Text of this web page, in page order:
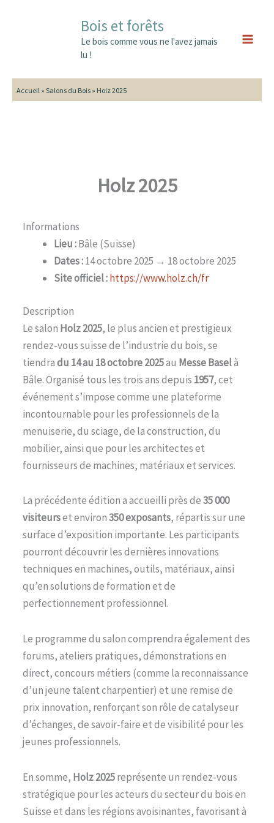
Bois et forêts
Le bois comme vous ne l'avez jamais
lu !
Accueil » Salons du Bois » Holz 2025
Holz 2025
Informations
Lieu :Bâle (Suisse)
Dates :14 octobre 2025 → 18 octobre 2025
Site officiel :https://www.holz.ch/fr
Description
Le salon Holz 2025, le plus ancien et prestigieux
rendez-vous suisse de l’industrie du bois, se
tiendradu 14 au 18 octobre 2025au Messe Baselà
Bâle. Organisé tous les trois ans depuis 1957, cet
événement s’impose comme une plateforme
incontournable pour les professionnels de la
menuiserie, du sciage, de la construction, du
mobilier, ainsi que pour les architectes et
fournisseurs de machines, matériaux et services.
La précédente édition a accueilli près de35 000
visiteurset environ350 exposants, répartis sur une
surface d’exposition importante. Les participants
pourront découvrir les dernières innovations
techniques en machines, outils, matériaux, ainsi
qu’en solutions de formation et de
perfectionnement professionnel.
Le programme du salon comprendra également des
forums, ateliers pratiques, démonstrations en
direct, concours métiers (comme la reconnaissance
d’un jeune talent charpentier) et une remise de
prix innovation, renforçant son rôle de catalyseur
d’échanges, de savoir-faire et de visibilité pour les
jeunes professionnels.
En somme, Holz 2025représente un rendez-vous
stratégique pour les acteurs du secteur du bois en
Suisse et dans les régions avoisinantes, favorisant à